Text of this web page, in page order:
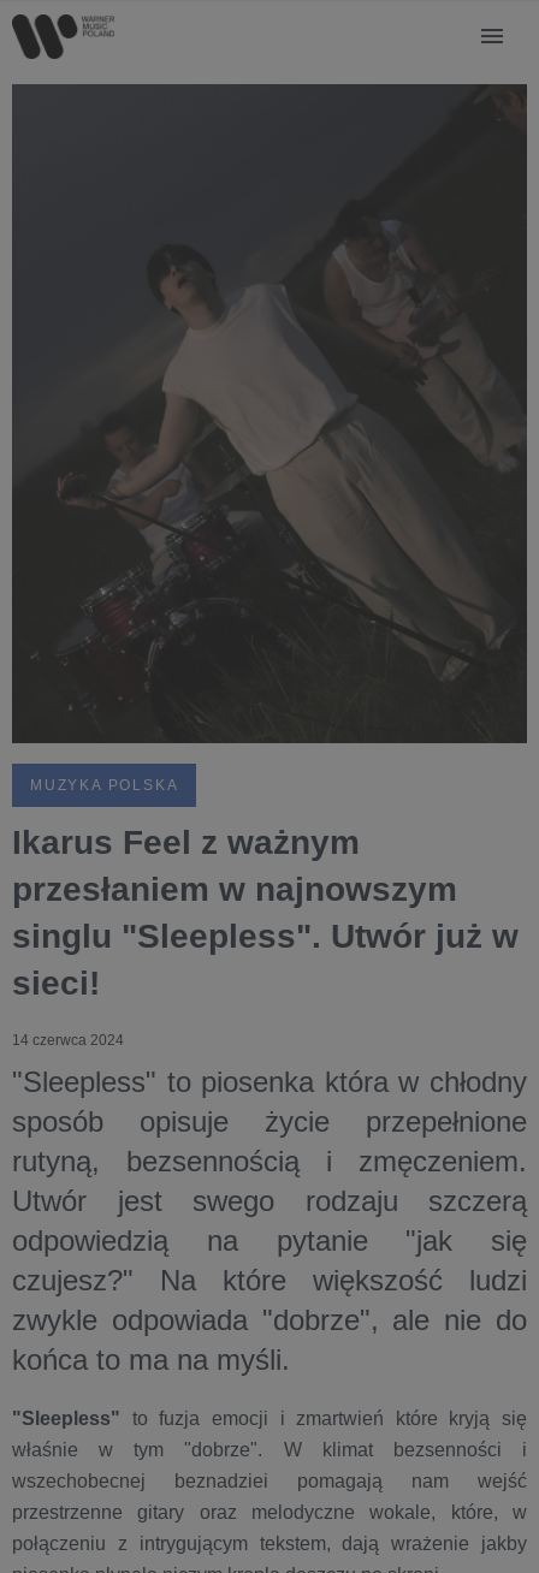
MUZYKA POLSKA
Ikarus Feel z ważnym
przesłaniem w najnowszym
singlu "Sleepless". Utwór już w
sieci!
14 czerwca 2024
"Sleepless" to piosenka która w chłodny
sposób opisuje życie przepełnione
rutyną, bezsennością i zmęczeniem.
Utwór jest swego rodzaju szczerą
odpowiedzią na pytanie "jak się
czujesz?" Na które większość ludzi
zwykle odpowiada "dobrze", ale nie do
końca to ma na myśli.
"Sleepless" to fuzja emocji i zmartwień które kryją się
właśnie w tym "dobrze". W klimat bezsenności i
wszechobecnej beznadziei pomagają nam wejść
przestrzenne gitary oraz melodyczne wokale, które, w
połączeniu z intrygującym tekstem, dają wrażenie jakby